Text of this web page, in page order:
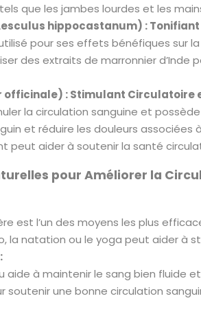
que les jambes lourdes et les
hippocastanum) :
pour ses effets bénéfiques sur
des extraits de marronnier
officinale) : Stimulant
la circulation sanguine et
et réduire les douleurs
peut aider à soutenir la santé
pour Améliorer la
est l’un des moyens les plus
la natation ou le yoga peut aider à
aide à maintenir le sang bien fluide
soutenir une bonne circulation